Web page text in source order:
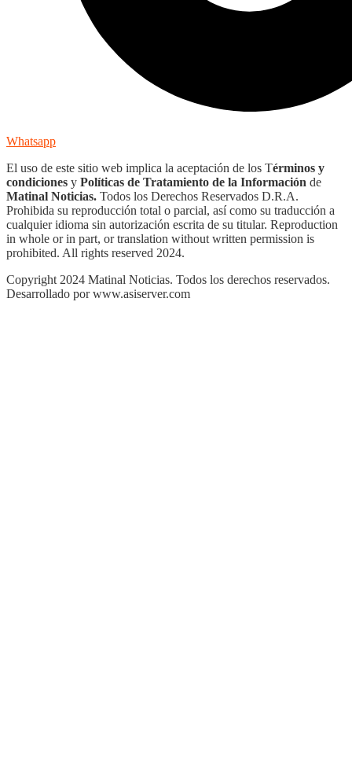
Whatsapp
El uso de este sitio web implica la aceptación de los Términos y
condiciones y Políticas de Tratamiento de la Información de
Matinal Noticias. Todos los Derechos Reservados D.R.A.
Prohibida su reproducción total o parcial, así como su traducción a
cualquier idioma sin autorización escrita de su titular. Reproduction
in whole or in part, or translation without written permission is
prohibited. All rights reserved 2024.
Copyright 2024 Matinal Noticias. Todos los derechos reservados.
Desarrollado por www.asiserver.com